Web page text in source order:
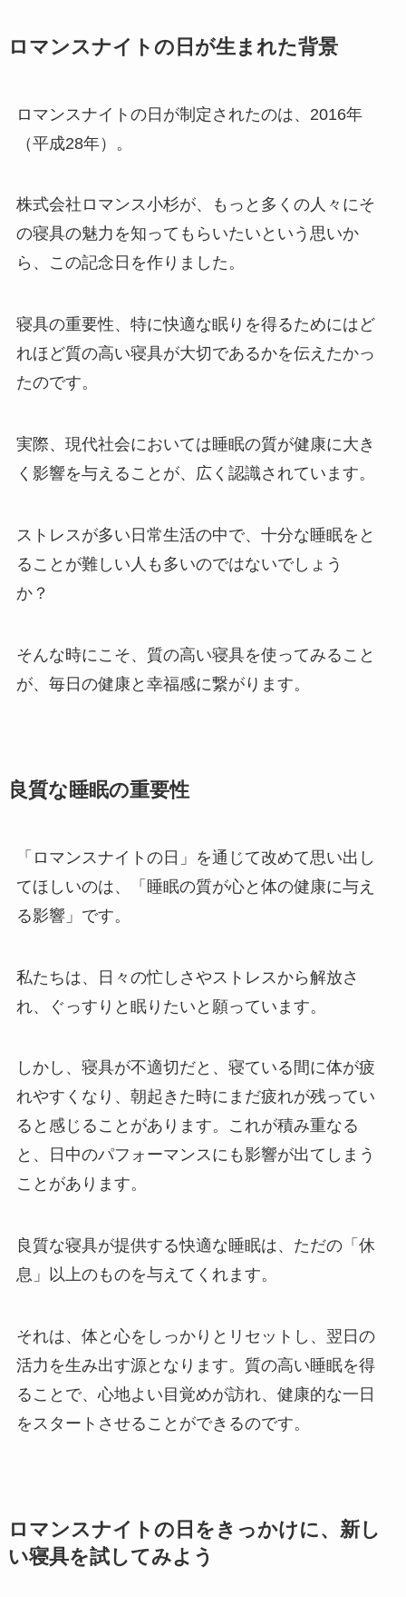
ロマンスナイトの日が生まれた背景
ロマンスナイトの日が制定されたのは、2016年
（平成28年）。
株式会社ロマンス小杉が、もっと多くの人々にそ
の寝具の魅力を知ってもらいたいという思いか
ら、この記念日を作りました。
寝具の重要性、特に快適な眠りを得るためにはど
れほど質の高い寝具が大切であるかを伝えたかっ
たのです。
実際、現代社会においては睡眠の質が健康に大き
く影響を与えることが、広く認識されています。
ストレスが多い日常生活の中で、十分な睡眠をと
ることが難しい人も多いのではないでしょう
か？
そんな時にこそ、質の高い寝具を使ってみること
が、毎日の健康と幸福感に繋がります。
良質な睡眠の重要性
「ロマンスナイトの日」を通じて改めて思い出し
てほしいのは、「睡眠の質が心と体の健康に与え
る影響」です。
私たちは、日々の忙しさやストレスから解放さ
れ、ぐっすりと眠りたいと願っています。
しかし、寝具が不適切だと、寝ている間に体が疲
れやすくなり、朝起きた時にまだ疲れが残ってい
ると感じることがあります。これが積み重なる
と、日中のパフォーマンスにも影響が出てしまう
ことがあります。
良質な寝具が提供する快適な睡眠は、ただの「休
息」以上のものを与えてくれます。
それは、体と心をしっかりとリセットし、翌日の
活力を生み出す源となります。質の高い睡眠を得
ることで、心地よい目覚めが訪れ、健康的な一日
をスタートさせることができるのです。
ロマンスナイトの日をきっかけに、新し
い寝具を試してみよう